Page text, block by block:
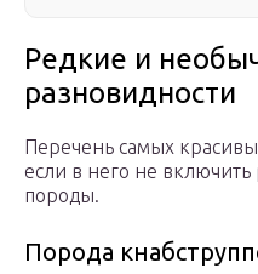
Редкие и
разновидности
Перечень самых
если в него не
породы.
Порода